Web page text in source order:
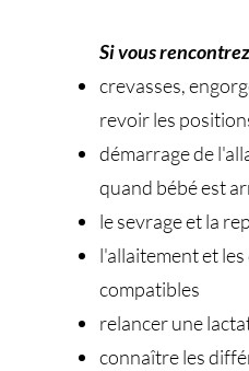
Si vous
crevasses,
revoir les
démarrage de
quand bébé est
le sevrage et la
l'allaitement et
compatibles
relancer une
connaître les